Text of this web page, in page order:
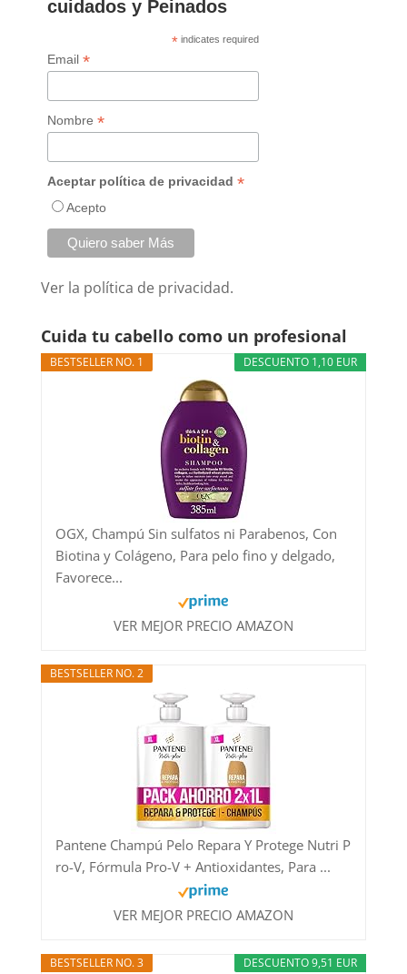
cuidados y Peinados
* indicates required
Email*
Nombre*
Aceptar política de privacidad*
Acepto
Ver la política de privacidad.
Cuida tu cabello como un profesional
DESCUENTO 1,10 EUR
BESTSELLER NO. 1
OGX, Champú Sin sulfatos ni Parabenos, Con
Biotina y Colágeno, Para pelo fino y delgado,
Favorece...
VER MEJOR PRECIO AMAZON
BESTSELLER NO. 2
Pantene Champú Pelo Repara Y Protege Nutri P
ro-V, Fórmula Pro-V + Antioxidantes, Para ...
VER MEJOR PRECIO AMAZON
DESCUENTO 9,51 EUR
BESTSELLER NO. 3